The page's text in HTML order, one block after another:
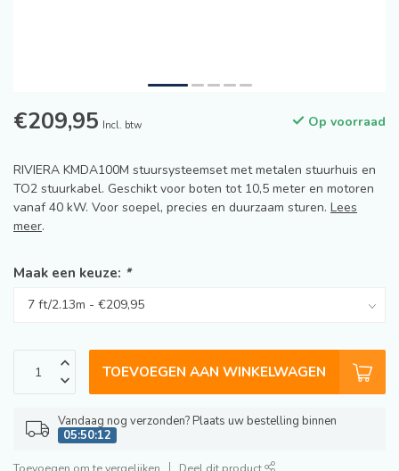
€209,95 Incl. btw Op voorraad
RIVIERA KMDA100M stuursysteemset met metalen stuurhuis en
TO2 stuurkabel. Geschikt voor boten tot 10,5 meter en motoren
vanaf 40 kW. Voor soepel, precies en duurzaam sturen. Lees
meer.
Maak een keuze: *
TOEVOEGEN AAN WINKELWAGEN
Vandaag nog verzonden? Plaats uw bestelling binnen
05:50:12
Toevoegen om te vergelijken Deel dit product